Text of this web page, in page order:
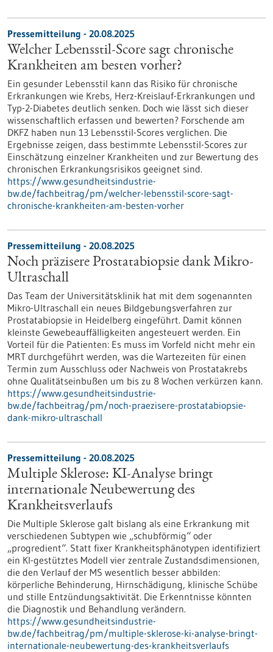
Pressemitteilung - 20.08.2025
Welcher Lebensstil-Score sagt chronische
Krankheiten am besten vorher?
Ein gesunder Lebensstil kann das Risiko für chronische
Erkrankungen wie Krebs, Herz-Kreislauf-Erkrankungen und
Typ-2-Diabetes deutlich senken. Doch wie lässt sich dieser
wissenschaftlich erfassen und bewerten? Forschende am
DKFZ haben nun 13 Lebensstil-Scores verglichen. Die
Ergebnisse zeigen, dass bestimmte Lebensstil-Scores zur
Einschätzung einzelner Krankheiten und zur Bewertung des
chronischen Erkrankungsrisikos geeignet sind.
https://www.gesundheitsindustrie-
bw.de/fachbeitrag/pm/welcher-lebensstil-score-sagt-
chronische-krankheiten-am-besten-vorher
Pressemitteilung - 20.08.2025
Noch präzisere Prostatabiopsie dank Mikro-
Ultraschall
Das Team der Universitätsklinik hat mit dem sogenannten
Mikro-Ultraschall ein neues Bildgebungsverfahren zur
Prostatabiopsie in Heidelberg eingeführt. Damit können
kleinste Gewebeauffälligkeiten angesteuert werden. Ein
Vorteil für die Patienten: Es muss im Vorfeld nicht mehr ein
MRT durchgeführt werden, was die Wartezeiten für einen
Termin zum Ausschluss oder Nachweis von Prostatakrebs
ohne Qualitätseinbußen um bis zu 8 Wochen verkürzen kann.
https://www.gesundheitsindustrie-
bw.de/fachbeitrag/pm/noch-praezisere-prostatabiopsie-
dank-mikro-ultraschall
Pressemitteilung - 20.08.2025
Multiple Sklerose: KI-Analyse bringt
internationale Neubewertung des
Krankheitsverlaufs
Die Multiple Sklerose galt bislang als eine Erkrankung mit
verschiedenen Subtypen wie „schubförmig“ oder
„progredient“. Statt fixer Krankheitsphänotypen identifiziert
ein KI-gestütztes Modell vier zentrale Zustandsdimensionen,
die den Verlauf der MS wesentlich besser abbilden:
körperliche Behinderung, Hirnschädigung, klinische Schübe
und stille Entzündungsaktivität. Die Erkenntnisse könnten
die Diagnostik und Behandlung verändern.
https://www.gesundheitsindustrie-
bw.de/fachbeitrag/pm/multiple-sklerose-ki-analyse-bringt-
internationale-neubewertung-des-krankheitsverlaufs